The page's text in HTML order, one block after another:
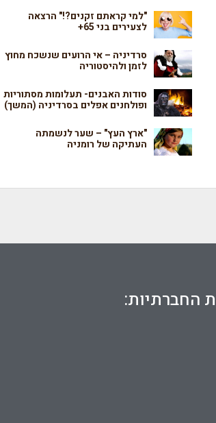
"למי קראתם זקנים?!" הרצאה
לצעירים בני 65+
סרדיניה – אי הרועים שנשכח מחוץ
לזמן ולהיסטוריה
סודות האבנים- תעלומות מסתוריות
ופולחנים אפלים בסרדיניה (המשך)
"ארץ העץ" – שער לנשמתה
העתיקה של רומניה
החברתיות: